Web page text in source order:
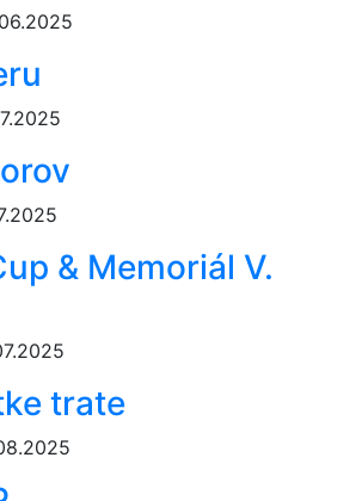
& Memoriál V.
trate